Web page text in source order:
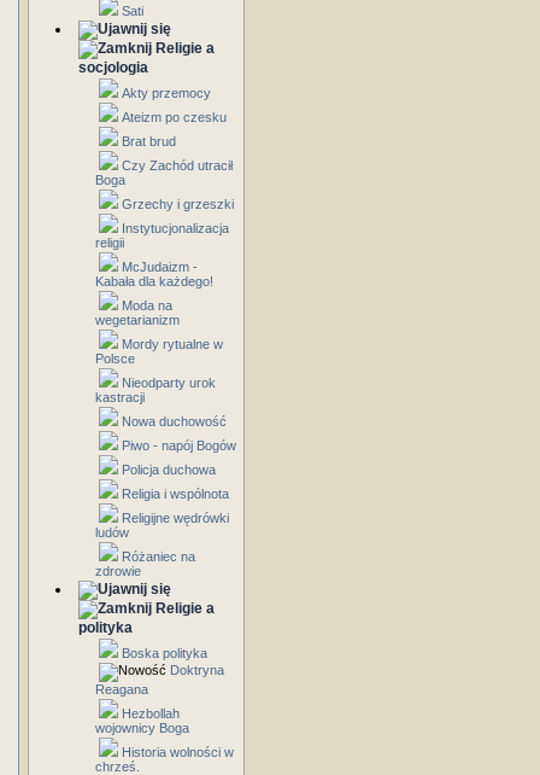
Sati
Religie a
socjologia
Akty przemocy
Ateizm po czesku
Brat brud
Czy Zachód utracił
Boga
Grzechy i grzeszki
Instytucjonalizacja
religii
McJudaizm -
Kabała dla każdego!
Moda na
wegetarianizm
Mordy rytualne w
Polsce
Nieodparty urok
kastracji
Nowa duchowość
Piwo - napój Bogów
Policja duchowa
Religia i wspólnota
Religijne wędrówki
ludów
Różaniec na
zdrowie
Religie a
polityka
Boska polityka
Doktryna
Reagana
Hezbollah
wojownicy Boga
Historia wolności w
chrześ.